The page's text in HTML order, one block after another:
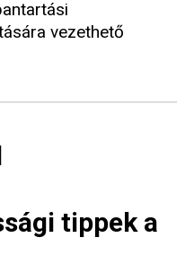
vezethető
tippek a